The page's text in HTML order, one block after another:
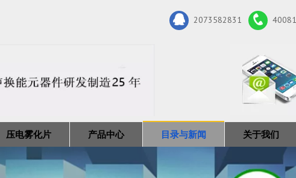
2073582831
压电雾化片 产品中心 目录与新闻 关于我们